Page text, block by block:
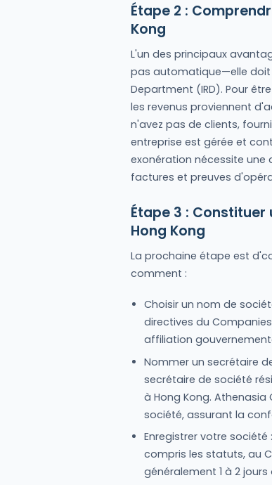
Étape 2 :
Kong
L'un des principaux
pas automatique—elle doit
Department (IRD). Pour
les revenus proviennent
n'avez pas de clients,
entreprise est gérée et
exonération nécessite
factures et preuves
Étape 3 :
Hong Kong
La prochaine étape est
comment :
Choisir un nom de
directives du
affiliation
Nommer un secrétaire
secrétaire de société
à Hong Kong.
société, assurant la
Enregistrer votre
compris les statuts, au
généralement 1 à 2